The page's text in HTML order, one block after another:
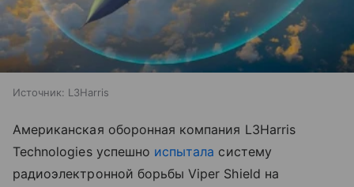
Источник: L3Harris
Американская оборонная компания L3Harris
Technologies успешно испытала систему
радиоэлектронной борьбы Viper Shield на